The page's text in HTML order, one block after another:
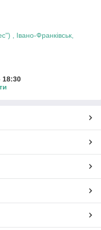
, Івано-Франківськ,
18:30